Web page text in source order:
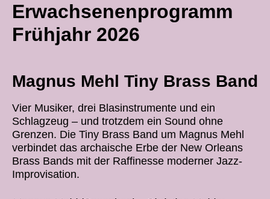
Erwachsenenprogramm
Frühjahr 2026
Magnus Mehl Tiny Brass Band
Vier Musiker, drei Blasinstrumente und ein
Schlagzeug – und trotzdem ein Sound ohne
Grenzen. Die Tiny Brass Band um Magnus Mehl
verbindet das archaische Erbe der New Orleans
Brass Bands mit der Raffinesse moderner Jazz-
Improvisation.